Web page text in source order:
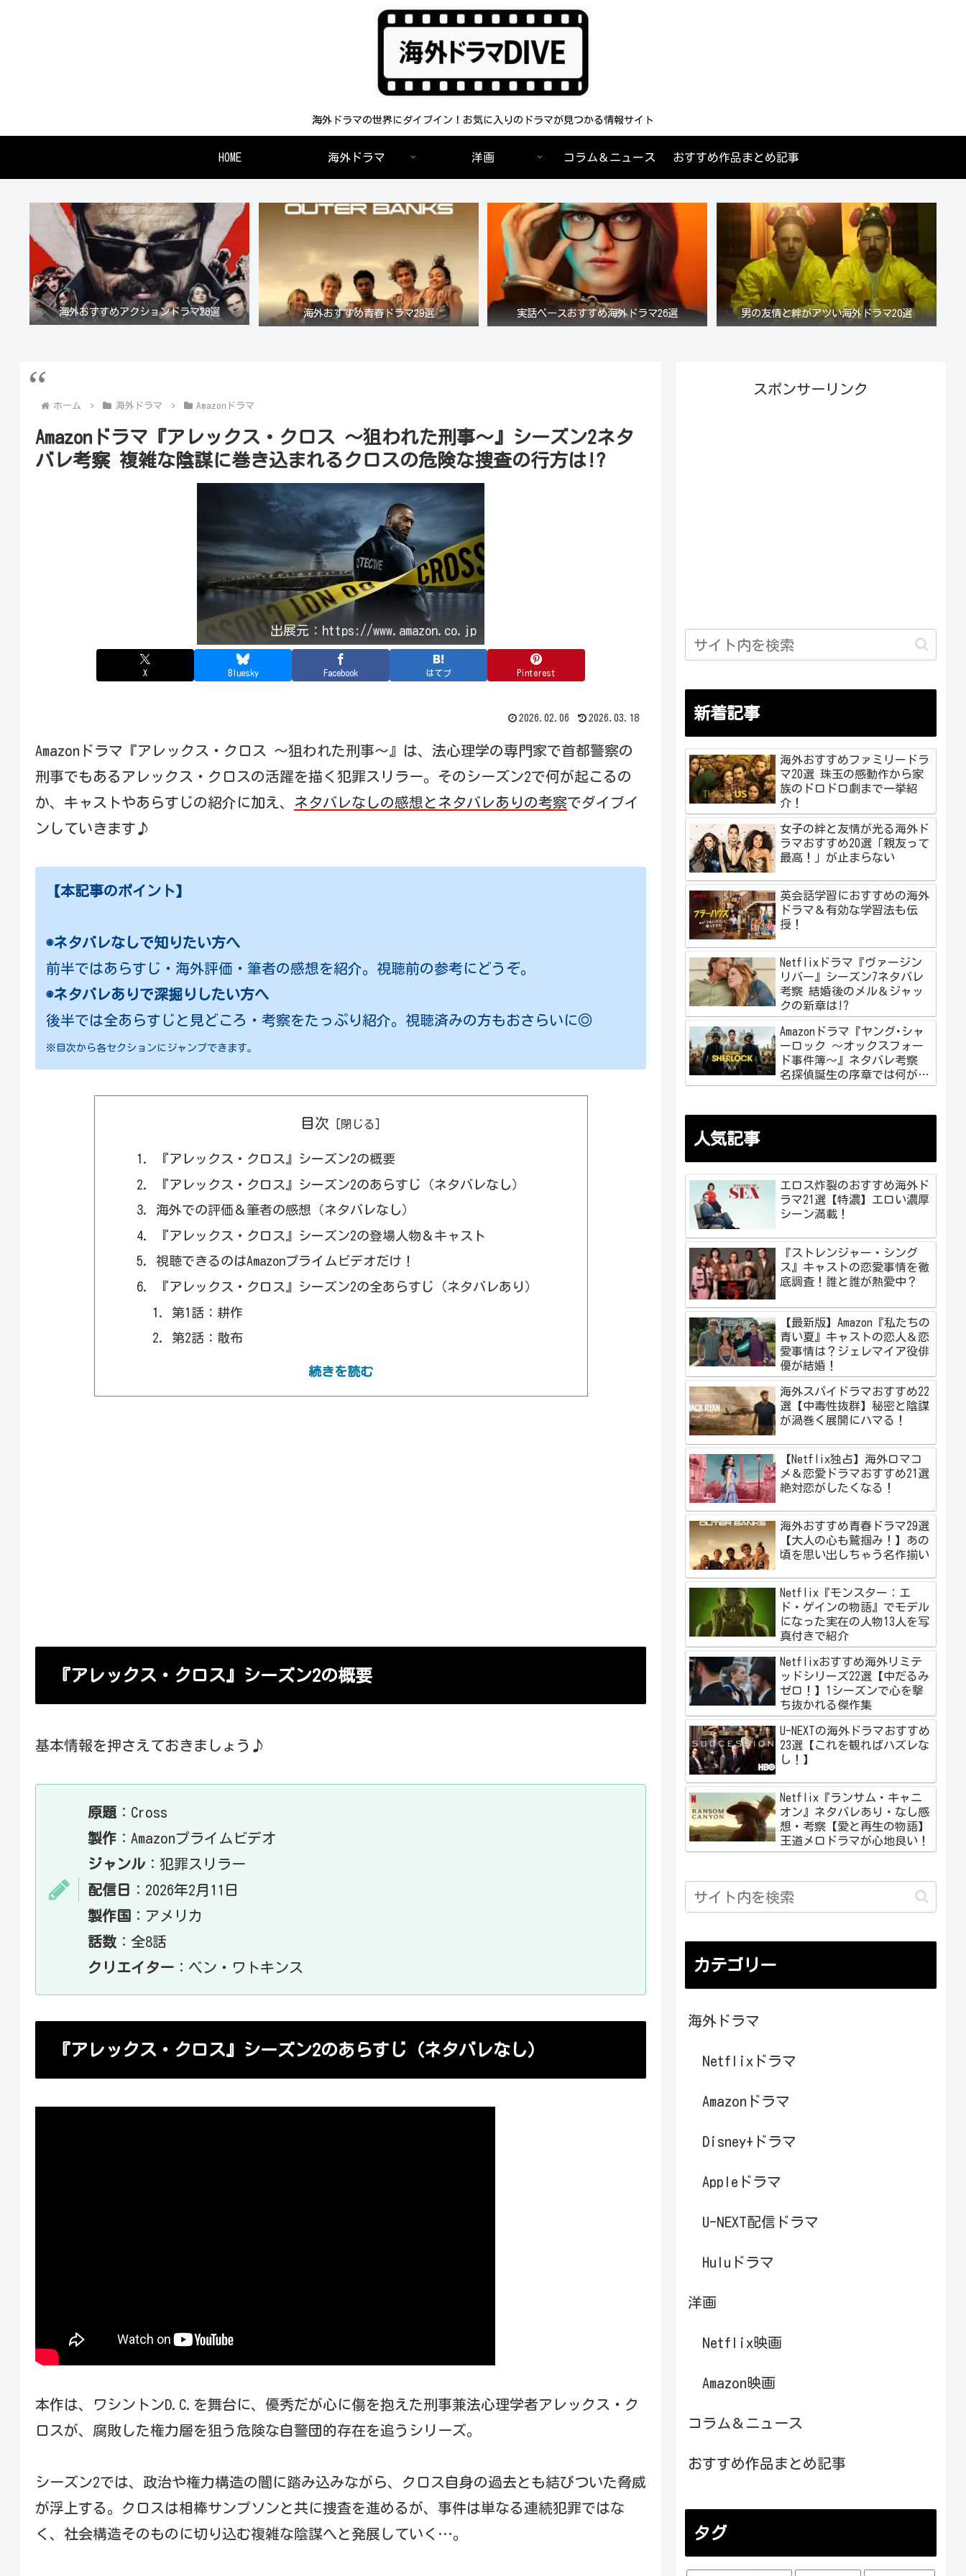
海外ドラマの世界にダイブイン！お気に入りのドラマが見つかる情報サイト
HOME 海外ドラマ 洋画 コラム＆ニュース おすすめ作品まとめ記事
海外おすすめアクションドラマ28選 海外おすすめ青春ドラマ29選 実話ベースおすすめ海外ドラマ26選 男の友情と絆がアツい海外ドラマ20選
ホーム 海外ドラマ Amazonドラマ
Amazonドラマ『アレックス・クロス 〜狙われた刑事〜』シーズン2ネタ
バレ考察 複雑な陰謀に巻き込まれるクロスの危険な捜査の行方は!?
出展元：https://www.amazon.co.jp
X Bluesky Facebook はてブ Pinterest
2026.02.06 2026.03.18
Amazonドラマ『アレックス・クロス 〜狙われた刑事〜』は、法心理学の専門家で首都警察の
刑事でもあるアレックス・クロスの活躍を描く犯罪スリラー。そのシーズン2で何が起こるの
か、キャストやあらすじの紹介に加え、 ネタバレなしの感想とネタバレありの考察でダイブイ
ンしていきます♪
【本記事のポイント】
◉ネタバレなしで知りたい方へ
前半ではあらすじ・海外評価・筆者の感想を紹介。視聴前の参考にどうぞ。
◉ネタバレありで深掘りしたい方へ
後半では全あらすじと見どころ・考察をたっぷり紹介。視聴済みの方もおさらいに◎
※目次から各セクションにジャンプできます。
目次
『アレックス・クロス』シーズン2の概要
『アレックス・クロス』シーズン2のあらすじ（ネタバレなし）
海外での評価＆筆者の感想（ネタバレなし）
『アレックス・クロス』シーズン2の登場人物＆キャスト
視聴できるのはAmazonプライムビデオだけ！
『アレックス・クロス』シーズン2の全あらすじ（ネタバレあり）
第1話：耕作
第2話：散布
【報告】YouTubeを始めました！
Amazonプライムビデオのおすすめ3作品
続きを読む
『アレックス・クロス』シーズン2の概要
基本情報を押さえておきましょう♪
原題 ：Cross
製作 ：Amazonプライムビデオ
ジャンル ：犯罪スリラー
配信日 ：2026年2月11日
製作国 ：アメリカ
話数 ：全8話
クリエイター ：ベン・ワトキンス
『アレックス・クロス』シーズン2のあらすじ（ネタバレなし）
本作は、ワシントンD.C.を舞台に、優秀だが心に傷を抱えた刑事兼法心理学者アレックス・ク
ロスが、腐敗した権力層を狙う危険な自警団的存在を追うシリーズ。
シーズン2では、政治や権力構造の闇に踏み込みながら、クロス自身の過去とも結びついた脅威
が浮上する。クロスは相棒サンプソンと共に捜査を進めるが、事件は単なる連続犯罪ではな
く、社会構造そのものに切り込む複雑な陰謀へと発展していく…。
スポンサーリンク
新着記事
海外おすすめファミリードラ
マ20選 珠玉の感動作から家
族のドロドロ劇まで一挙紹
介！
女子の絆と友情が光る海外ド
ラマおすすめ20選「親友って
最高！」が止まらない
英会話学習におすすめの海外
ドラマ＆有効な学習法も伝
授！
Netflixドラマ『ヴァージン
リバー』シーズン7ネタバレ
考察 結婚後のメル＆ジャッ
クの新章は!?
Amazonドラマ『ヤング･シャ
ーロック ～オックスフォー
ド事件簿～』ネタバレ考察
名探偵誕生の序章では何が起
こる!?
人気記事
エロス炸裂のおすすめ海外ド
ラマ21選【特濃】エロい濃厚
シーン満載！
『ストレンジャー・シング
ス』キャストの恋愛事情を徹
底調査！誰と誰が熱愛中？
【最新版】Amazon『私たちの
青い夏』キャストの恋人＆恋
愛事情は？ジェレマイア役俳
優が結婚！
海外スパイドラマおすすめ22
選【中毒性抜群】秘密と陰謀
が渦巻く展開にハマる！
【Netflix独占】海外ロマコ
メ＆恋愛ドラマおすすめ21選
絶対恋がしたくなる！
海外おすすめ青春ドラマ29選
【大人の心も鷲掴み！】あの
頃を思い出しちゃう名作揃い
Netflix『モンスター：エ
ド・ゲインの物語』でモデル
になった実在の人物13人を写
真付きで紹介
Netflixおすすめ海外リミテ
ッドシリーズ22選【中だるみ
ゼロ！】1シーズンで心を撃
ち抜かれる傑作集
U-NEXTの海外ドラマおすすめ
23選【これを観ればハズレな
し！】
Netflix『ランサム・キャニ
オン』ネタバレあり・なし感
想・考察【愛と再生の物語】
王道メロドラマが心地良い！
カテゴリー
海外ドラマ
Netflixドラマ
Amazonドラマ
Disney+ドラマ
Appleドラマ
U-NEXT配信ドラマ
Huluドラマ
洋画
Netflix映画
Amazon映画
コラム＆ニュース
おすすめ作品まとめ記事
タグ